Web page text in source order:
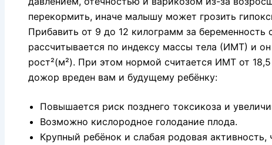
перекормить, иначе малышу может грозить
Прибавить от 9 до 12 килограмм за беременность
рассчитывается по индексу массы тела (ИМТ) и
рост²(м²). При этом нормой считается ИМТ от
дожор вреден вам и будущему ребёнку:
Повышается риск позднего токсикоза и
Возможно кислородное голодание плода.
Крупный ребёнок и слабая родовая